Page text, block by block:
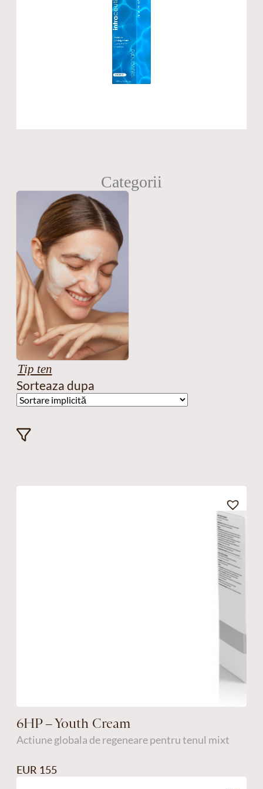
Categorii
Tip ten
Sorteaza dupa
6HP – Youth Cream
Actiune globala de regeneare pentru tenul mixt
EUR 155